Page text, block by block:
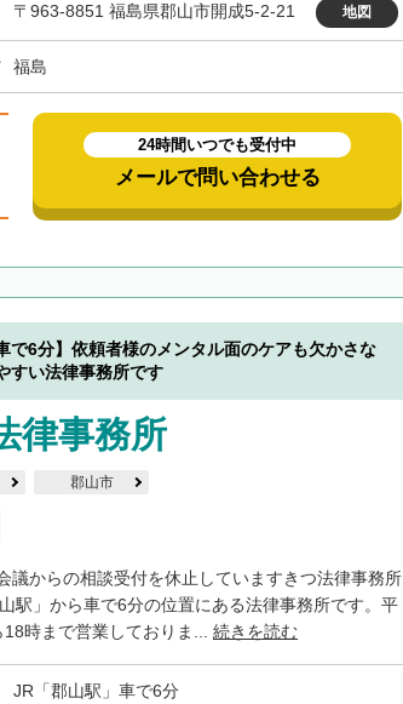
〒963-8851 福島県郡山市開成5-2-21 地図
福島
24時間いつでも受付中
メールで問い合わせる
で6分】依頼者様のメンタル面のケアも欠かさな
すい法律事務所です
律事務所
郡山市
議からの相談受付を休止していますきつ法律事務所
駅」から車で6分の位置にある法律事務所です。平
18時まで営業しておりま... 続きを読む
JR「郡山駅」車で6分